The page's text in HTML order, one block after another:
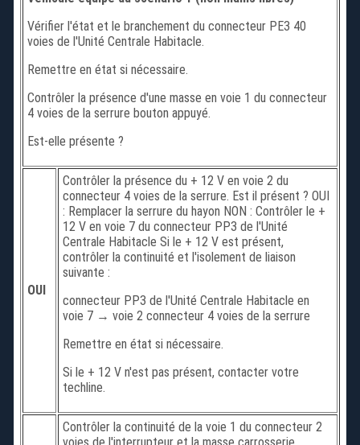
Vérifier l'état et le branchement du connecteur PE3 40
voies de l'Unité Centrale Habitacle.
Remettre en état si nécessaire.
Contrôler la présence d'une masse en voie 1 du connecteur
4 voies de la serrure bouton appuyé.
Est-elle présente ?
OUI
Contrôler la présence du + 12 V en voie 2 du
connecteur 4 voies de la serrure. Est il présent ? OUI
: Remplacer la serrure du hayon NON : Contrôler le +
12 V en voie 7 du connecteur PP3 de l'Unité
Centrale Habitacle Si le + 12 V est présent,
contrôler la continuité et l'isolement de liaison
suivante :
connecteur PP3 de l'Unité Centrale Habitacle en
voie 7 → voie 2 connecteur 4 voies de la serrure
Remettre en état si nécessaire.
Si le + 12 V n'est pas présent, contacter votre
techline.
Contrôler la continuité de la voie 1 du connecteur 2